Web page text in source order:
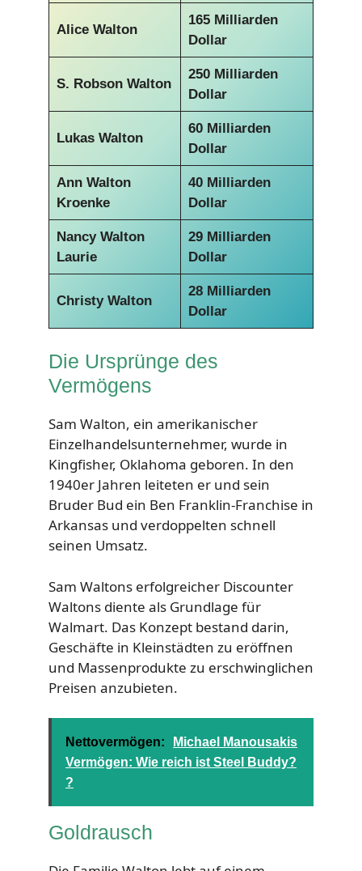
Alice Walton
165 Milliarden
Dollar
S. Robson Walton
250 Milliarden
Dollar
Lukas Walton
60 Milliarden
Dollar
Ann Walton
Kroenke
40 Milliarden
Dollar
Nancy Walton
Laurie
29 Milliarden
Dollar
Christy Walton
28 Milliarden
Dollar
Die Ursprünge des
Vermögens
Sam Walton, ein amerikanischer
Einzelhandelsunternehmer, wurde in
Kingfisher, Oklahoma geboren. In den
1940er Jahren leiteten er und sein
Bruder Bud ein Ben Franklin-Franchise in
Arkansas und verdoppelten schnell
seinen Umsatz.
Sam Waltons erfolgreicher Discounter
Waltons diente als Grundlage für
Walmart. Das Konzept bestand darin,
Geschäfte in Kleinstädten zu eröffnen
und Massenprodukte zu erschwinglichen
Preisen anzubieten.
Nettovermögen:
Michael Manousakis
Vermögen: Wie reich ist Steel Buddy?
?
Goldrausch